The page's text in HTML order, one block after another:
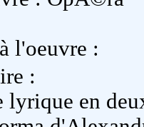
l'oeuvre :
:
en